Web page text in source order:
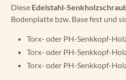
Diese Edelstahl-
Bodenplatte bzw. Base fest und
Torx- oder PH-Senkkopf-
Torx- oder PH-Senkkopf-
Torx- oder PH-Senkkopf-